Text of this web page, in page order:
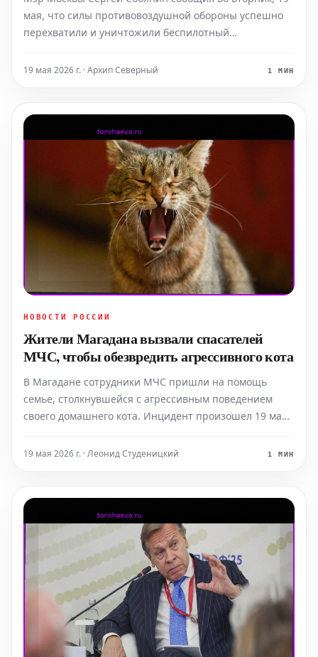
мая, что силы противовоздушной обороны успешно
перехватили и уничтожили беспилотный
столицы. Он уточнил в своих официальных
19 мая 2026 г. · Архип Северный 1 МИН
НОВОСТИ РОССИИ
Жители Магадана вызвали спасателей
МЧС, чтобы обезвредить агрессивного кота
В Магадане сотрудники МЧС пришли на помощь
семье, столкнувшейся с агрессивным поведением
своего домашнего кота. Инцидент произошел 19 мая,
отношению к хозяевам, нападая на них. Хозяева
19 мая 2026 г. · Леонид Студеницкий 1 МИН